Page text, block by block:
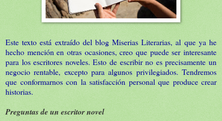
Este texto está extraído del blogMiserias Literarias, al que ya he
hecho mención en otras ocasiones, creo que puede ser interesante
para los escritores noveles. Esto de escribir no es precisamente un
negocio rentable, excepto para algunos privilegiados. Tendremos
que conformarnos con la satisfacción personal que produce crear
historias.
Preguntas de un escritor novel